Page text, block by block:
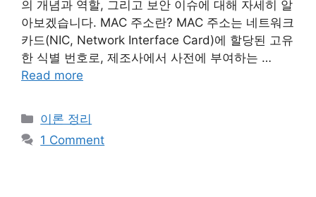
의 개념과 역할, 그리고 보안 이슈에 대해 자세히 알
아보겠습니다. MAC 주소란? MAC 주소는 네트워크
카드(NIC, Network Interface Card)에 할당된 고유
한 식별 번호로, 제조사에서 사전에 부여하는 …
Read more
Categories
이론 정리
1 Comment